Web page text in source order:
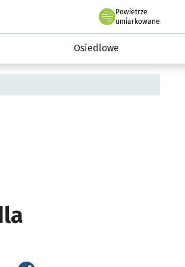
inwestycje 2019-2032
Powietrze
we Wrocławiu
umiarkowane
Osiedlowe